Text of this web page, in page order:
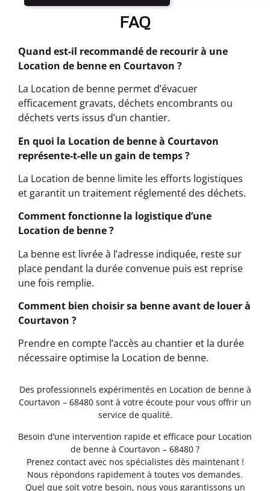
FAQ
Quand est-il recommandé de recourir à une
Location de benne en Courtavon ?
La Location de benne permet d’évacuer
efficacement gravats, déchets encombrants ou
déchets verts issus d’un chantier.
En quoi la Location de benne à Courtavon
représente-t-elle un gain de temps ?
La Location de benne limite les efforts logistiques
et garantit un traitement réglementé des déchets.
Comment fonctionne la logistique d’une
Location de benne ?
La benne est livrée à l’adresse indiquée, reste sur
place pendant la durée convenue puis est reprise
une fois remplie.
Comment bien choisir sa benne avant de louer à
Courtavon ?
Prendre en compte l’accès au chantier et la durée
nécessaire optimise la Location de benne.
Des professionnels expérimentés en Location de benne à
Courtavon – 68480 sont à votre écoute pour vous offrir un
service de qualité.
Besoin d’une intervention rapide et efficace pour Location
de benne à Courtavon – 68480 ?
Prenez contact avec nos spécialistes dès maintenant !
Nous répondons rapidement à toutes vos demandes.
Quel que soit votre besoin, nous vous garantissons un